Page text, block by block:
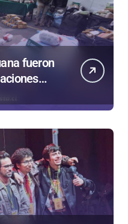
fueron